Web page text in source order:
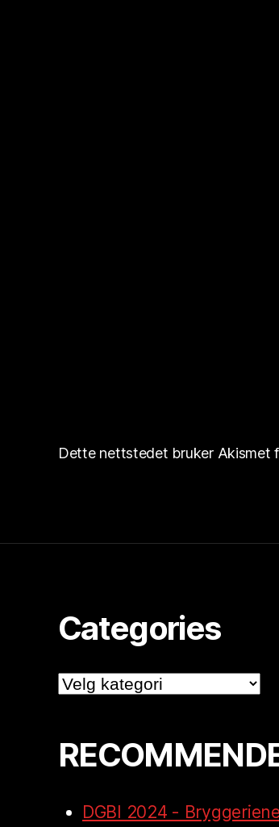
Dette nettstedet bruker Akismet
Categories
Categories
DGBI 2024 - Bryggeriene